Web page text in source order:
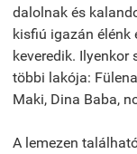
dalolnak és
kisfiú igazán élénk
keveredik. Ilyenkor
többi lakója:
Maki, Dina Baba,
A lemezen